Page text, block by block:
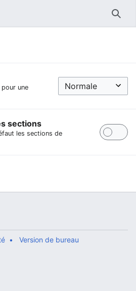
une
sections
les sections de
Version de bureau